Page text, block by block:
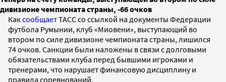
дивизионе чемпионата страны, -66 очков
КаксообщаетТАСС со ссылкой на документы Федерации
футбола Румынии, клуб «Миовени», выступающий во
втором по силе дивизионе чемпионата страны, лишился
74 очков. Санкции были наложены в связи с долговыми
обязательствами клуба перед бывшими игроками и
тренерами, что нарушает финансовую дисциплину и
правила соревнований.